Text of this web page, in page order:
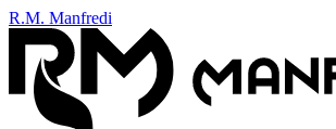
R.M. Manfredi